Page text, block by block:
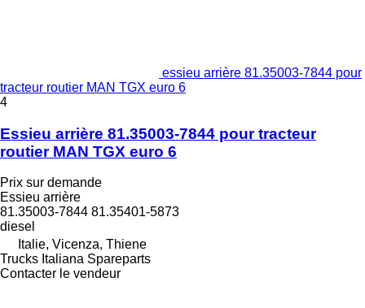
essieu arrière 81.35003-7844 pour
tracteur routier MAN TGX euro 6
4
Essieu arrière 81.35003-7844 pour tracteur
routier MAN TGX euro 6
Prix sur demande
Essieu arrière
81.35003-7844 81.35401-5873
diesel
Italie, Vicenza, Thiene
Trucks Italiana Spareparts
Contacter le vendeur